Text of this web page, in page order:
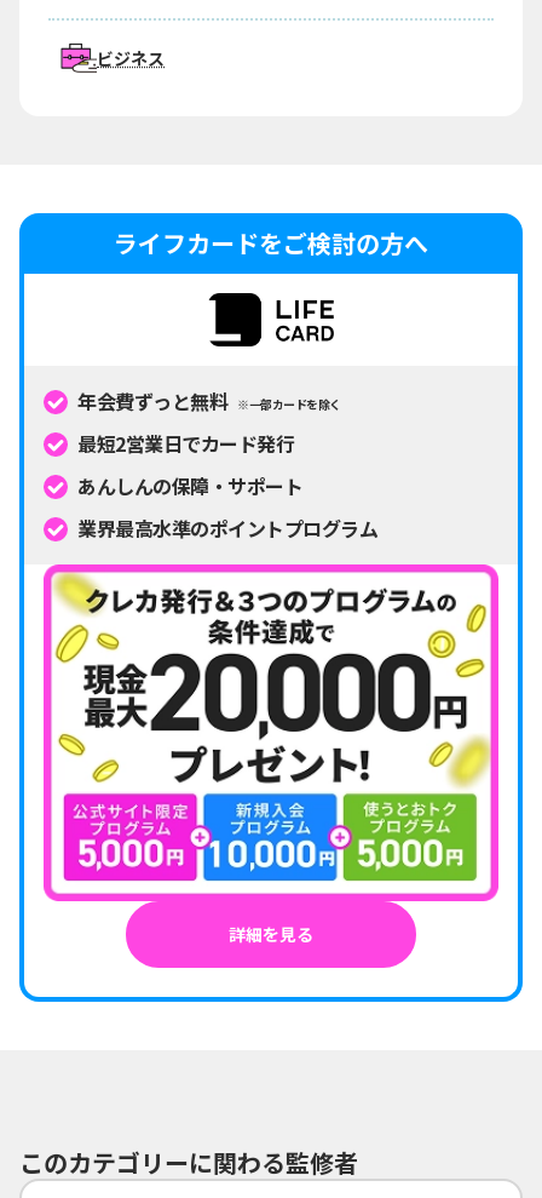
ビジネス
ライフカードをご検討の方へ
年会費ずっと無料 ※一部カードを除く
最短2営業日でカード発行
あんしんの保障・サポート
業界最高水準のポイントプログラム
詳細を見る
このカテゴリーに関わる監修者